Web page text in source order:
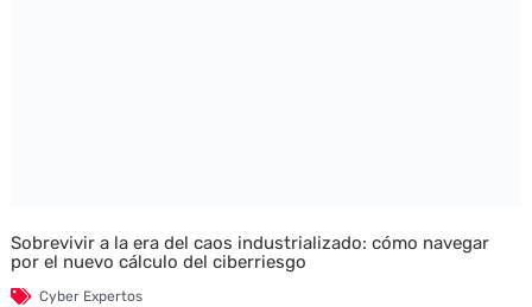
Sobrevivir a la era del caos industrializado: cómo navegar
por el nuevo cálculo del ciberriesgo
Cyber Expertos